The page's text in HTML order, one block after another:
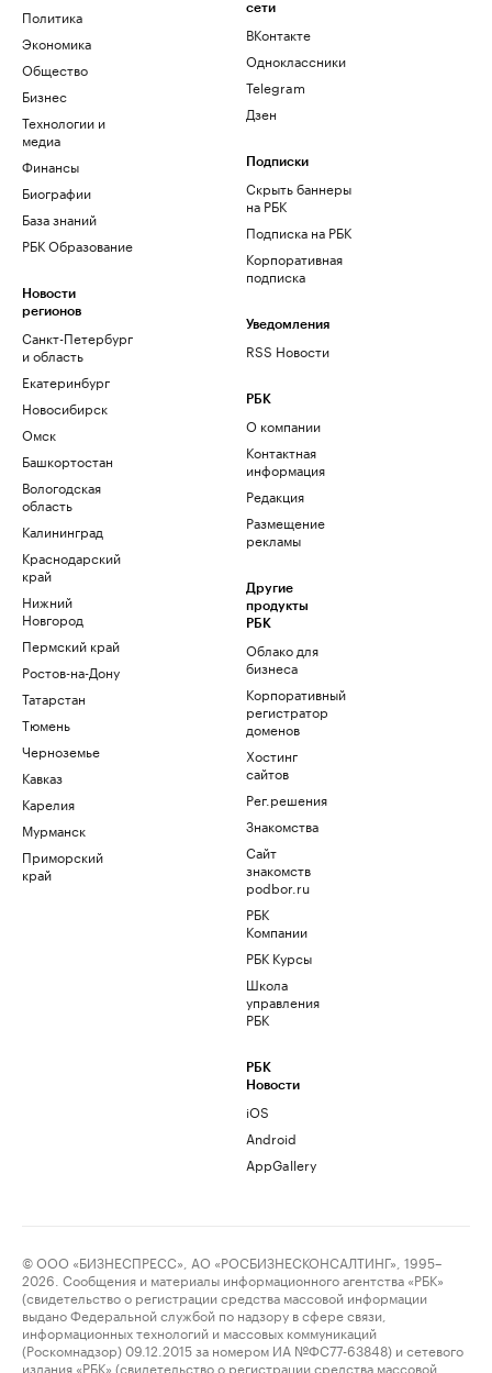
Политика
Экономика
Общество
Бизнес
Технологии и
медиа
Финансы
Биографии
База знаний
РБК Образование
Новости
регионов
Санкт-Петербург
и область
Екатеринбург
Новосибирск
Омск
Башкортостан
Вологодская
область
Калининград
Краснодарский
край
Нижний
Новгород
Пермский край
Ростов-на-Дону
Татарстан
Тюмень
Черноземье
Кавказ
Карелия
Мурманск
Приморский
край
сети
ВКонтакте
Одноклассники
Telegram
Дзен
Подписки
Скрыть баннеры
на РБК
Подписка на РБК
Корпоративная
подписка
Уведомления
RSS Новости
РБК
О компании
Контактная
информация
Редакция
Размещение
рекламы
Другие
продукты
РБК
Облако для
бизнеса
Корпоративный
регистратор
доменов
Хостинг
сайтов
Рег.решения
Знакомства
Сайт
знакомств
podbor.ru
РБК
Компании
РБК Курсы
Школа
управления
РБК
РБК
Новости
iOS
Android
AppGallery
© ООО «БИЗНЕСПРЕСС», АО «РОСБИЗНЕСКОНСАЛТИНГ», 1995–
2026. Сообщения и материалы информационного агентства «РБК»
(свидетельство о регистрации средства массовой информации
выдано Федеральной службой по надзору в сфере связи,
информационных технологий и массовых коммуникаций
(Роскомнадзор) 09.12.2015 за номером ИА №ФС77-63848) и сетевого
издания «РБК» (свидетельство о регистрации средства массовой